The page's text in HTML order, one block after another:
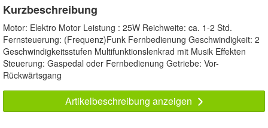
Kurzbeschreibung
Motor: Elektro Motor Leistung : 25W Reichweite: ca. 1-2 Std.
Fernsteuerung: (Frequenz)Funk Fernbedienung Geschwindigkeit: 2
Geschwindigkeitsstufen Multifunktionslenkrad mit Musik Effekten
Steuerung: Gaspedal oder Fernbedienung Getriebe: Vor-
Rückwärtsgang
Artikelbeschreibung anzeigen